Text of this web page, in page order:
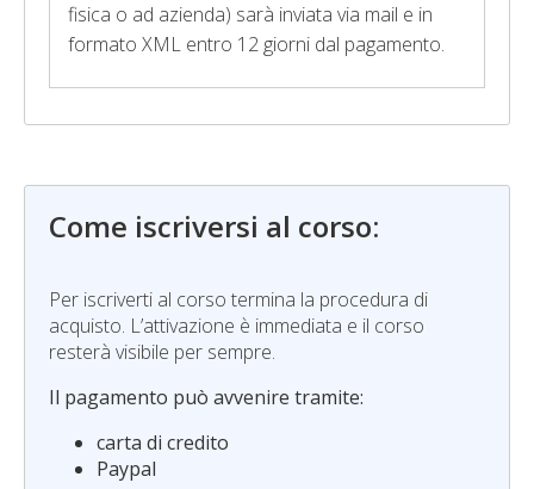
fisica o ad azienda) sarà inviata via mail e in
formato XML entro 12 giorni dal pagamento.
Come iscriversi al corso:
Per iscriverti al corso termina la procedura di
acquisto. L’attivazione è immediata e il corso
resterà visibile per sempre.
Il pagamento può avvenire tramite:
carta di credito
Paypal